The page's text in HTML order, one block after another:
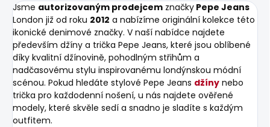
Jsme autorizovaným prodejcem značky Pepe Jeans
London již od roku 2012 a nabízíme originální kolekce této
ikonické denimové značky. V naší nabídce najdete
především džíny a trička Pepe Jeans, které jsou oblíbené
díky kvalitní džínovině, pohodlným střihům a
nadčasovému stylu inspirovanému londýnskou módní
scénou. Pokud hledáte stylové Pepe Jeans džíny nebo
trička pro každodenní nošení, u nás najdete ověřené
modely, které skvěle sedí a snadno je sladíte s každým
outfitem.